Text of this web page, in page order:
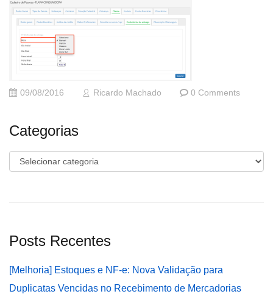
09/08/2016 Ricardo Machado 0 Comments
Categorias
Categorias
Posts Recentes
[Melhoria] Estoques e NF-e: Nova Validação para
Duplicatas Vencidas no Recebimento de Mercadorias